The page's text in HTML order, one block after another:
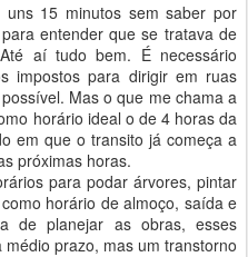
15 minutos sem saber por
entender que se tratava de
aí tudo bem. É necessário
impostos para dirigir em ruas
Mas o que me chama a
horário ideal o de 4 horas da
em que o transito já começa a
próximas horas.
para podar árvores, pintar
horário de almoço, saída e
de planejar as obras, esses
prazo, mas um transtorno